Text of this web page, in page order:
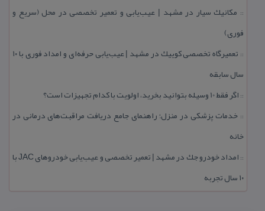
:: مكانیك سیار در مشهد | عیب‌یابی و تعمیر تخصصی در محل (سریع و
فوری)
::
تعمیرگاه تخصصی كوییك در مشهد | عیب‌یابی حرفه‌ای و امداد فوری با ۱۰
سال سابقه
:: اگر فقط 10 وسیله بتوانید بخرید، اولویت با كدام تجهیزات است؟
:: خدمات پزشكی در منزل؛ راهنمای جامع دریافت مراقبت‌های درمانی در
خانه
::
امداد خودرو جك در مشهد | تعمیر تخصصی و عیب‌یابی خودروهای JAC با
۱۰ سال تجربه